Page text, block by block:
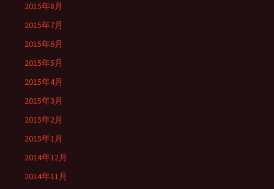
2015年8月
2015年7月
2015年6月
2015年5月
2015年4月
2015年3月
2015年2月
2015年1月
2014年12月
2014年11月